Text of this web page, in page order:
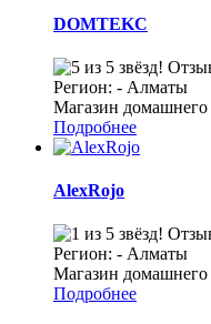
DOMTEKC
Регион: - Алматы
Магазин домашнего
Подробнее
АlexRojo
Регион: - Алматы
Магазин домашнего
Подробнее